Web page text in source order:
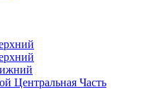
Центральная Часть